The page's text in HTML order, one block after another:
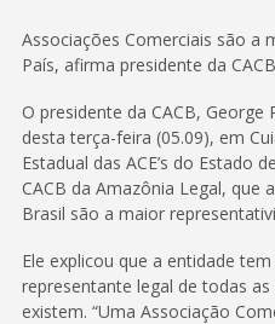
Associações Comerciais são a
País, afirma presidente da CACB
O presidente da CACB,
desta terça-feira (05.09), em
Estadual das ACE’s do Estado
CACB da Amazônia Legal, que
Brasil são a maior
Ele explicou que a entidade
representante legal de todas
existem. “Uma Associação